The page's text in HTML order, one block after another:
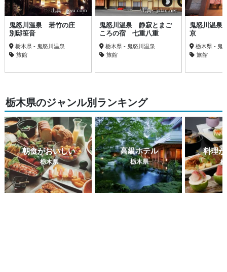
出典：ikyu.com
鬼怒川温泉 若竹の庄
別邸笹音
栃木県 - 鬼怒川温泉
旅館
出典：jalan.net
鬼怒川温泉 静寂とまご
ころの宿 七重八重
栃木県 - 鬼怒川温泉
旅館
鬼怒川温
京
栃木県 - 鬼
旅館
栃木県のジャンル別ランキング
朝食がおいしい
栃木県
高級ホテル
栃木県
料理